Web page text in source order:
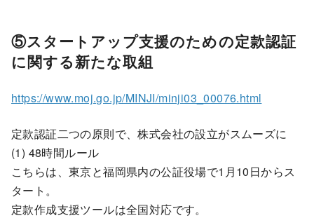
⑤スタートアップ支援のための定款認証
に関する新たな取組
https://www.moj.go.jp/MINJI/minji03_00076.html
定款認証二つの原則で、株式会社の設立がスムーズに
(1) 48時間ルール
こちらは、東京と福岡県内の公証役場で1月10日からス
タート。
定款作成支援ツールは全国対応です。